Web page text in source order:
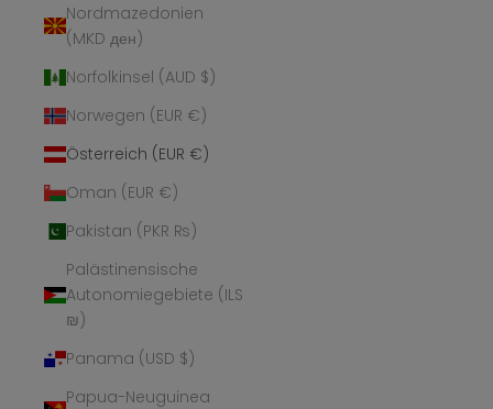
Nordmazedonien
(MKD ден)
Norfolkinsel (AUD $)
Norwegen (EUR €)
Österreich (EUR €)
Oman (EUR €)
Pakistan (PKR ₨)
Palästinensische
Autonomiegebiete (ILS
₪)
Panama (USD $)
Papua-Neuguinea